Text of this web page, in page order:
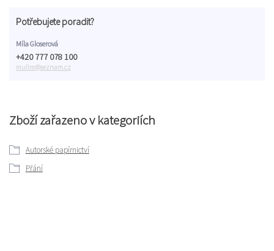
Zboží zařazeno v kategoriích
Autorské papírnictví
Přání
Potřebujete poradit?
Míla Gloserová
+420 777 078 100
mulim@seznam.cz